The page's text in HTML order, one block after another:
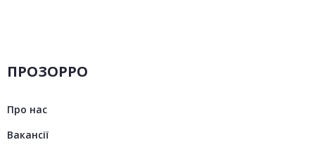
ПРОЗОРРО
Про нас
Вакансії